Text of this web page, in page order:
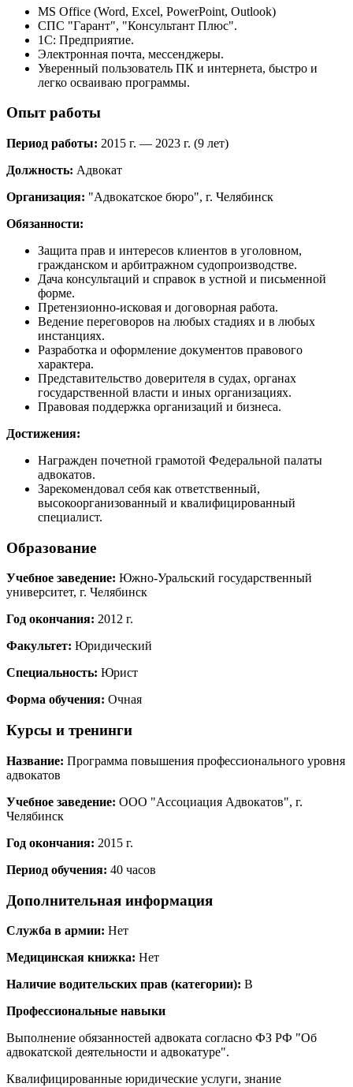
MS Office (Word, Excel, PowerPoint, Outlook)
СПС "Гарант", "Консультант Плюс".
1С: Предприятие.
Электронная почта, мессенджеры.
Уверенный пользователь ПК и интернета, быстро и
легко осваиваю программы.
Опыт работы
Период работы: 2015 г. — 2023 г. (9 лет)
Должность: Адвокат
Организация: "Адвокатское бюро", г. Челябинск
Обязанности:
Защита прав и интересов клиентов в уголовном,
гражданском и арбитражном судопроизводстве.
Дача консультаций и справок в устной и письменной
форме.
Претензионно-исковая и договорная работа.
Ведение переговоров на любых стадиях и в любых
инстанциях.
Разработка и оформление документов правового
характера.
Представительство доверителя в судах, органах
государственной власти и иных организациях.
Правовая поддержка организаций и бизнеса.
Достижения:
Награжден почетной грамотой Федеральной палаты
адвокатов.
Зарекомендовал себя как ответственный,
высокоорганизованный и квалифицированный
специалист.
Образование
Учебное заведение: Южно-Уральский государственный
университет, г. Челябинск
Год окончания: 2012 г.
Факультет: Юридический
Специальность: Юрист
Форма обучения: Очная
Курсы и тренинги
Название: Программа повышения профессионального уровня
адвокатов
Учебное заведение: ООО "Ассоциация Адвокатов", г.
Челябинск
Год окончания: 2015 г.
Период обучения: 40 часов
Дополнительная информация
Служба в армии: Нет
Медицинская книжка: Нет
Наличие водительских прав (категории): В
Профессиональные навыки
Выполнение обязанностей адвоката согласно ФЗ РФ "Об
адвокатской деятельности и адвокатуре".
Квалифицированные юридические услуги, знание